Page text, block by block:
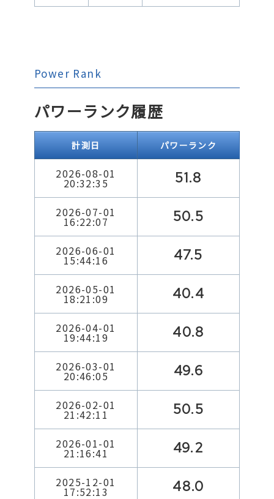
Power Rank
パワーランク履歴
計測日 パワーランク
2026-08-01
20:32:35 51.8
2026-07-01
16:22:07 50.5
2026-06-01
15:44:16 47.5
2026-05-01
18:21:09 40.4
2026-04-01
19:44:19 40.8
2026-03-01
20:46:05 49.6
2026-02-01
21:42:11 50.5
2026-01-01
21:16:41 49.2
2025-12-01
17:52:13 48.0